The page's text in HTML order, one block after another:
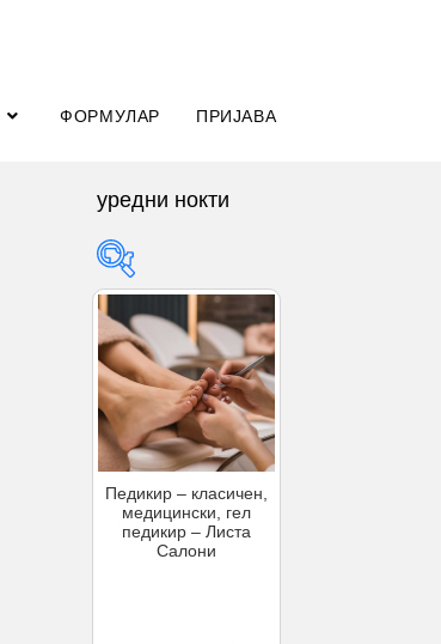
ФОРМУЛАР ПРИЈАВА
уредни нокти
Product categories
Product categories
Педикир – класичен,
медицински, гел
педикир – Листа
Салони